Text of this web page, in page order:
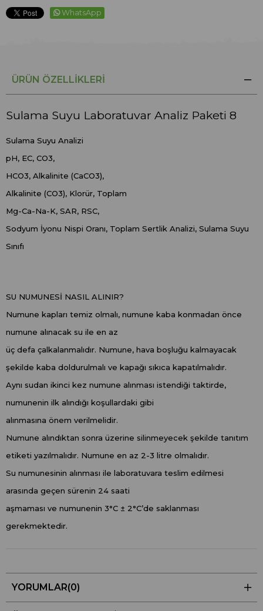
WhatsApp
ÜRÜN ÖZELLIKLERI
Sulama Suyu Laboratuvar Analiz Paketi 8
Sulama Suyu Analizi
pH, EC, CO3,
HCO3, Alkalinite (CaCO3),
Alkalinite (CO3), Klorür, Toplam
Mg-Ca-Na-K, SAR, RSC,
Sodyum İyonu Nispi Oranı, Toplam Sertlik Analizi, Sulama Suyu
Sınıfı
SU NUMUNESİ NASIL ALINIR?
Numune kapları temiz olmalı, numune kaba konmadan önce
numune alınacak su ile en az
üç defa çalkalanmalıdır. Numune, hava boşluğu kalmayacak
şekilde kaba doldurulmalı ve kapağı sıkıca kapatılmalıdır.
Aynı sudan ikinci kez numune alınması istendiği taktirde,
numunenin ilk alındığı koşullardaki gibi
alınmasına önem verilmelidir.
Numune alındıktan sonra üzerine silinmeyecek şekilde tanıtım
etiketi yazılmalıdır. Numune en az 2-3 litre olmalıdır.
Su numunesinin alınması ile laboratuvara teslim edilmesi
arasında geçen sürenin 24 saati
aşmaması ve numunenin 3°C ± 2°C’de saklanması
gerekmektedir.
YORUMLAR(0)